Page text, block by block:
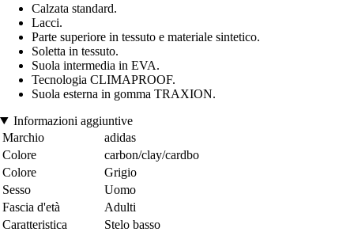
Calzata standard.
Lacci.
Parte superiore in tessuto e materiale sintetico.
Soletta in tessuto.
Suola intermedia in EVA.
Tecnologia CLIMAPROOF.
Suola esterna in gomma TRAXION.
Informazioni aggiuntive
Marchio
adidas
Colore
carbon/clay/cardbo
Colore
Grigio
Sesso
Uomo
Fascia d'età
Adulti
Caratteristica
Stelo basso